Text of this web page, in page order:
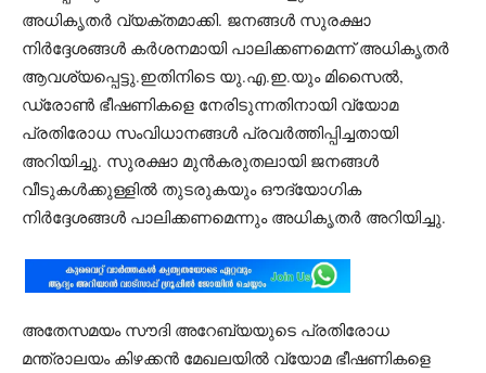
അധികൃതർ വ്യക്തമാക്കി. ജനങ്ങൾ സുരക്ഷാ
നിർദ്ദേശങ്ങൾ കർശനമായി പാലിക്കണമെന്ന് അധികൃതർ
ആവശ്യപ്പെട്ടു.ഇതിനിടെ യു.എ.ഇ.യും മിസൈൽ,
ഡ്രോൺ ഭീഷണികളെ നേരിടുന്നതിനായി വ്യോമ
പ്രതിരോധ സംവിധാനങ്ങൾ പ്രവർത്തിപ്പിച്ചതായി
അറിയിച്ചു. സുരക്ഷാ മുൻകരുതലായി ജനങ്ങൾ
വീടുകൾക്കുള്ളിൽ തുടരുകയും ഔദ്യോഗിക
നിർദ്ദേശങ്ങൾ പാലിക്കണമെന്നും അധികൃതർ അറിയിച്ചു.
അതേസമയം സൗദി അറേബ്യയുടെ പ്രതിരോധ
മന്ത്രാലയം കിഴക്കൻ മേഖലയിൽ വ്യോമ ഭീഷണികളെ